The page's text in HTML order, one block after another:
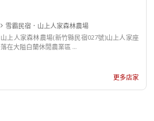
雪霸民宿．山上人家森林農場
山上人家森林農場(新竹縣民宿027號)山上人家座
落在大隘白蘭休閒農業區 ...
更多店家